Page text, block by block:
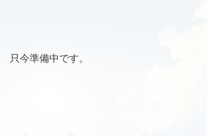
只今準備中です。